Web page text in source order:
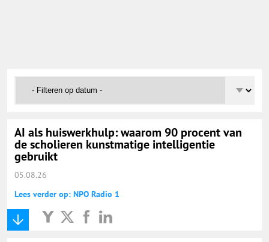
Yurls.net
Vacaturewijzer Basisonderwijs
AI als huiswerkhulp: waarom 90 procent van
de scholieren kunstmatige intelligentie
gebruikt
05.08.26
Lees verder op: NPO Radio 1